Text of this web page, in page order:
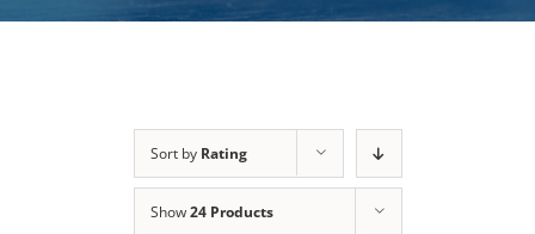
Sort by Rating
Show24 Products